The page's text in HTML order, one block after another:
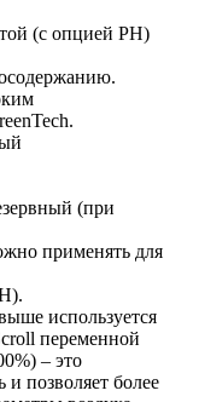
(с опцией PH)
(при
применять для
используется
переменной
– это
и позволяет более